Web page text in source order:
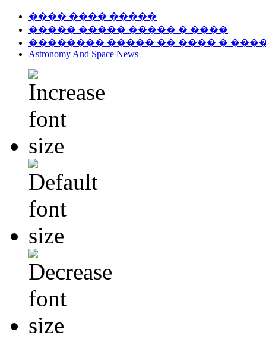
���� ���� �����
����� ����� ����� � ����
�������� ����� �� ���� �
Astronomy And Space News